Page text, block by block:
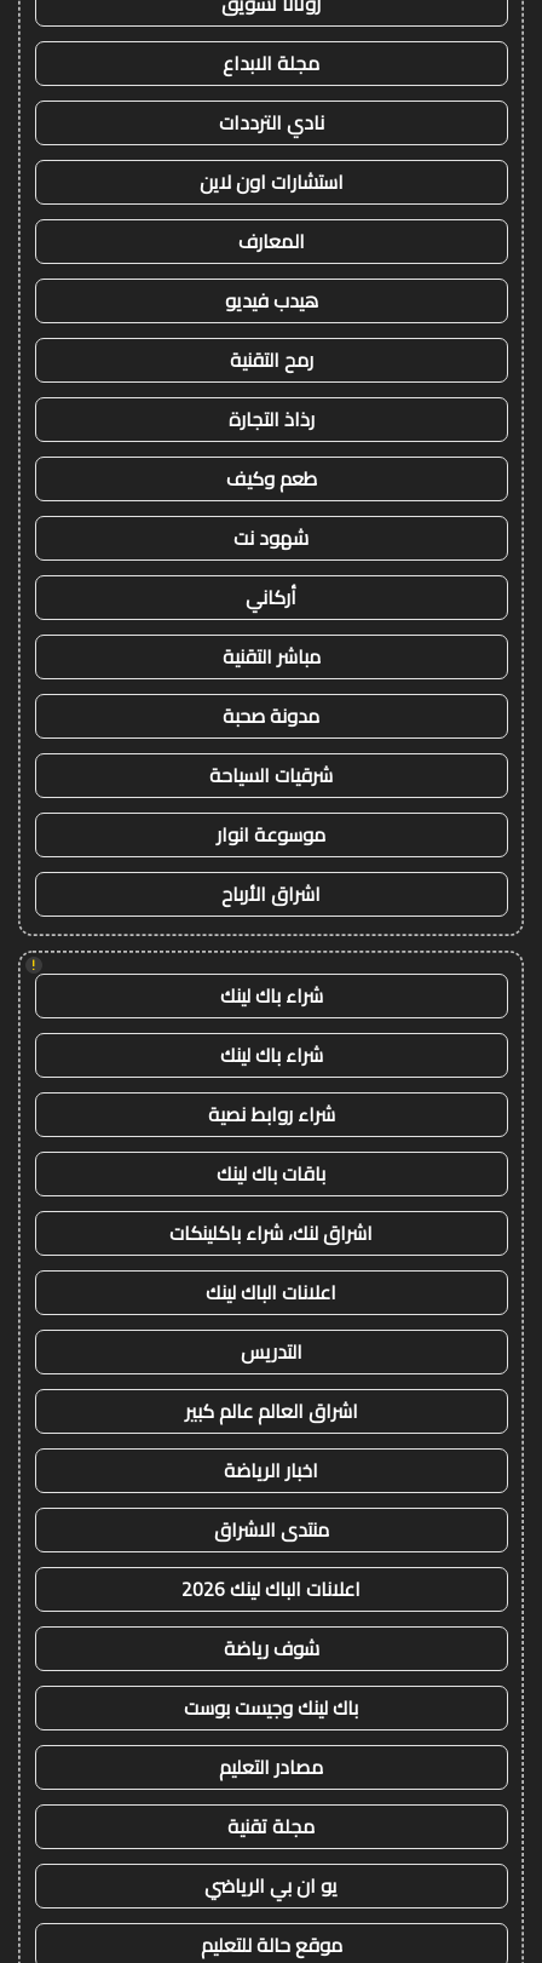
مجلة الابداع
نادي الترددات
استشارات اون لاين
المعارف
هيدب فيديو
رمح التقنية
رذاذ التجارة
طعم وكيف
شهود نت
أركاني
مباشر التقنية
مدونة صحبة
شرقيات السياحة
موسوعة انوار
اشراق الأرباح
!
شراء باك لينك
شراء باك لينك
شراء روابط نصية
باقات باك لينك
اشراق لنك، شراء باكلينكات
اعلانات الباك لينك
التدريس
اشراق العالم عالم كبير
اخبار الرياضة
منتدى الاشراق
اعلانات الباك لينك 2026
شوف رياضة
باك لينك وجيست بوست
مصادر التعليم
مجلة تقنية
يو ان بي الرياضي
موقع حالة للتعليم